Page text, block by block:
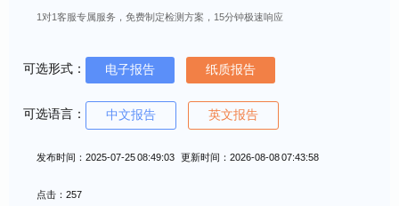
1对1客服专属服务，免费制定检测方案，15分钟极速响应
可选形式： 电子报告 纸质报告
可选语言： 中文报告 英文报告
发布时间：2025-07-25 08:49:03 更新时间：2026-08-08 07:43:58
点击：257